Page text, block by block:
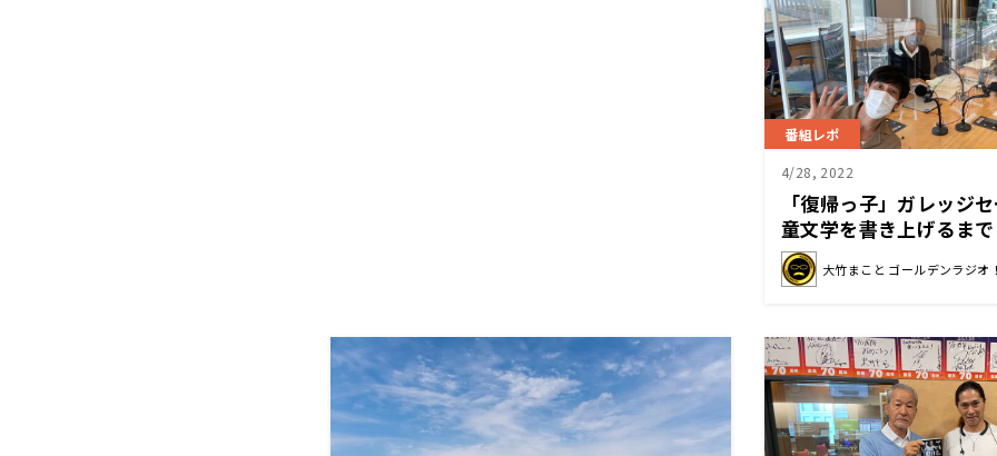
番組レポ
4/28, 2022
「復帰っ子」ガレッジ
童文学を書き上げるまで
大竹まこと ゴールデンラジオ